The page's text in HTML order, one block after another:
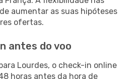
aumentar as suas hipóteses
ofertas.
antes do voo
Lourdes, o check-in online
horas antes da hora de